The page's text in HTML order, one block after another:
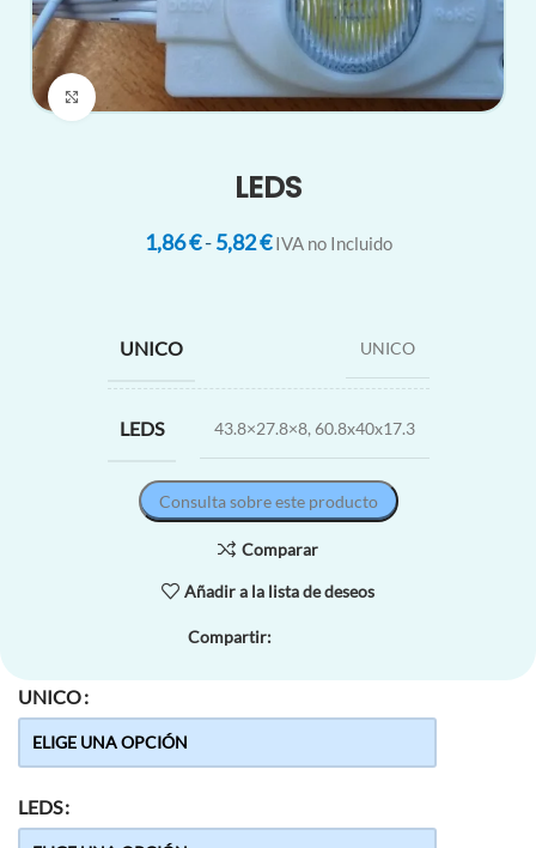
Clic para ampliar
LEDS
1,86€ - 5,82€ IVA no Incluido
UNICO UNICO
LEDS 43.8×27.8×8, 60.8x40x17.3
Consulta sobre este producto
Comparar
Añadir a la lista de deseos
Compartir:
UNICO
LEDS